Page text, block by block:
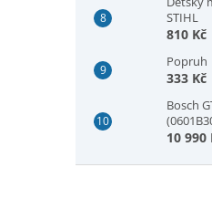
STIHL
810 Kč
Popruh
333 Kč
Bosch
10 990